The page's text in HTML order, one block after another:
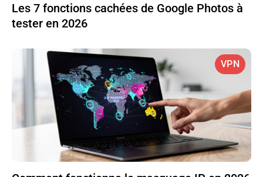
Les 7 fonctions cachées de Google Photos à
tester en 2026
VPN